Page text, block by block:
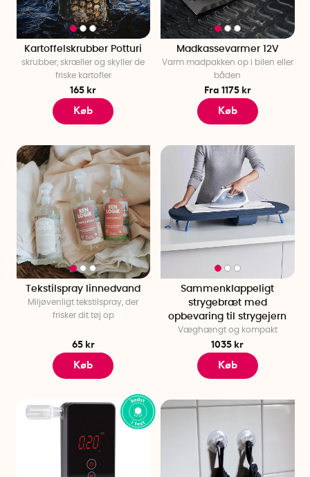
Kartoffelskrubber Potturi
skrubber, skræller og skyller de
friske kartofler
165 kr
Køb
Madkassevarmer 12V
Varm madpakken op i bilen eller
båden
Fra 1175 kr
Køb
Tekstilspray linnedvand
Miljøvenligt tekstilspray, der
frisker dit tøj op
65 kr
Køb
Sammenklappeligt
strygebræt med
opbevaring til strygejern
Væghængt og kompakt
1035 kr
Køb